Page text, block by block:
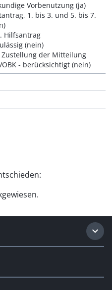
Vorbenutzung (ja)
1. bis 3. und 5. bis 7.
Hilfsantrag
(nein)
der Mitteilung
- berücksichtigt (nein)